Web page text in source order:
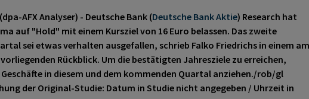
(dpa-AFX Analyser) - Deutsche Bank (Deutsche Bank Aktie) Research hat
auf "Hold" mit einem Kursziel von 16 Euro belassen. Das zweite
sei etwas verhalten ausgefallen, schrieb Falko Friedrichs in einem am
Rückblick. Um die bestätigten Jahresziele zu erreichen,
in diesem und dem kommenden Quartal anziehen./rob/gl
der Original-Studie: Datum in Studie nicht angegeben / Uhrzeit in